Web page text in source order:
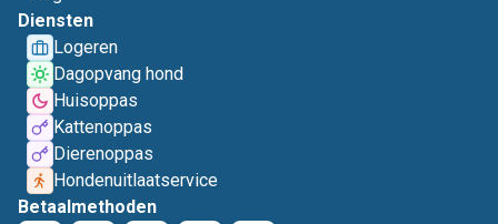
Diensten
Logeren
Dagopvang hond
Huisoppas
Kattenoppas
Dierenoppas
Hondenuitlaatservice
Betaalmethoden